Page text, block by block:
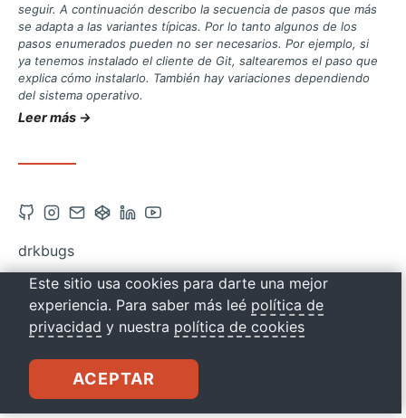
seguir. A continuación describo la secuencia de pasos que más
se adapta a las variantes típicas. Por lo tanto algunos de los
pasos enumerados pueden no ser necesarios. Por ejemplo, si
ya tenemos instalado el cliente de Git, saltearemos el paso que
explica cómo instalarlo. También hay variaciones dependiendo
del sistema operativo.
Leer más →
Abrir
de
Github
en
una
nueva
pestaña
Abrir
de
Instagram
en
una
nueva
pestaña
Contacto
correo
Abrir
Codepen
en
una
nueva
pestaña
Abrir
Linkedin
en
una
nueva
pestaña
Abrir
Youtube
en
una
nueva
pestaña
drkbugs
Este sitio usa cookies para darte una mejor
experiencia. Para saber más leé política de
privacidad y nuestra política de cookies
ACEPTAR